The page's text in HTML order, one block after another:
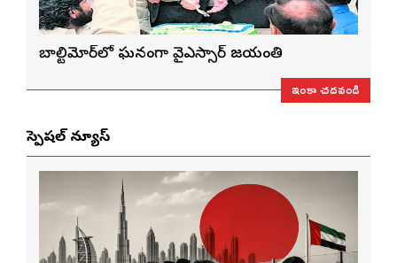
బాల్టిమోర్‌లో ఘనంగా వైఎస్సార్‌ జయంతి
ఇంకా చదవండి
స్పెషల్ న్యూస్